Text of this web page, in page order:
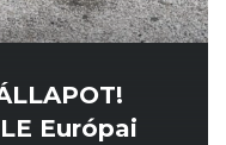
Európai